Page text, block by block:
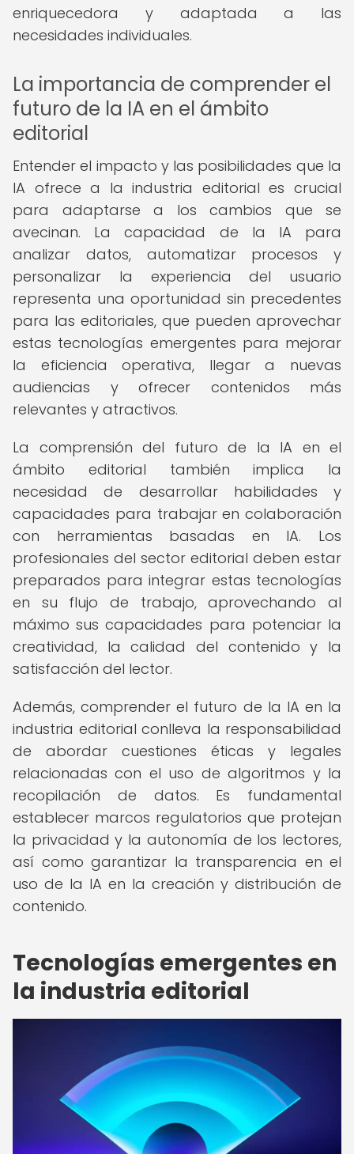
enriquecedora y adaptada a las
necesidades individuales.
La importancia de comprender el
futuro de la IA en el ámbito
editorial
Entender el impacto y las posibilidades que la
IA ofrece a la industria editorial es crucial
para adaptarse a los cambios que se
avecinan. La capacidad de la IA para
analizar datos, automatizar procesos y
personalizar la experiencia del usuario
representa una oportunidad sin precedentes
para las editoriales, que pueden aprovechar
estas tecnologías emergentes para mejorar
la eficiencia operativa, llegar a nuevas
audiencias y ofrecer contenidos más
relevantes y atractivos.
La comprensión del futuro de la IA en el
ámbito editorial también implica la
necesidad de desarrollar habilidades y
capacidades para trabajar en colaboración
con herramientas basadas en IA. Los
profesionales del sector editorial deben estar
preparados para integrar estas tecnologías
en su flujo de trabajo, aprovechando al
máximo sus capacidades para potenciar la
creatividad, la calidad del contenido y la
satisfacción del lector.
Además, comprender el futuro de la IA en la
industria editorial conlleva la responsabilidad
de abordar cuestiones éticas y legales
relacionadas con el uso de algoritmos y la
recopilación de datos. Es fundamental
establecer marcos regulatorios que protejan
la privacidad y la autonomía de los lectores,
así como garantizar la transparencia en el
uso de la IA en la creación y distribución de
contenido.
Tecnologías emergentes en
la industria editorial